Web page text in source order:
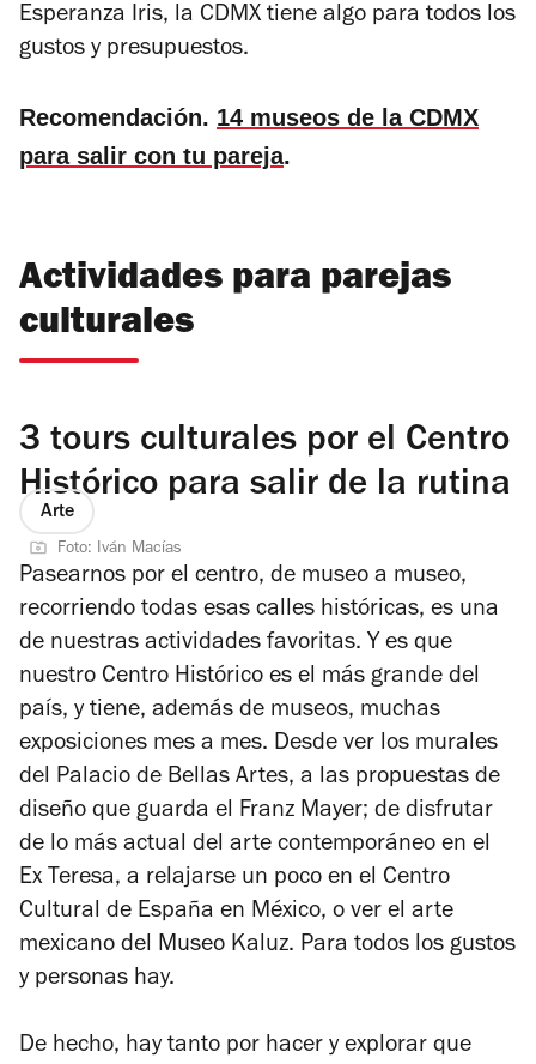
Esperanza Iris, la CDMX tiene algo para todos los
gustos y presupuestos.
Recomendación. 14 museos de la CDMX
para salir con tu pareja.
Actividades para parejas
culturales
3 tours culturales por el Centro
Histórico para salir de la rutina
Arte
Foto: Iván Macías
Pasearnos por el centro, de museo a museo,
recorriendo todas esas calles históricas, es una
de nuestras actividades favoritas. Y es que
nuestro Centro Histórico es el más grande del
país, y tiene, además de museos, muchas
exposiciones mes a mes. Desde ver los murales
del Palacio de Bellas Artes, a las propuestas de
diseño que guarda el Franz Mayer; de disfrutar
de lo más actual del arte contemporáneo en el
Ex Teresa, a relajarse un poco en el Centro
Cultural de España en México, o ver el arte
mexicano del Museo Kaluz. Para todos los gustos
y personas hay.
De hecho, hay tanto por hacer y explorar que